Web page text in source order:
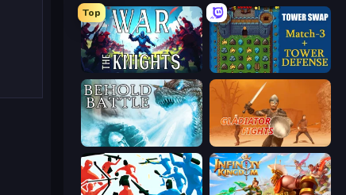
Top
War the Knights Tower Swap
Behold Battle Gladiator Fights